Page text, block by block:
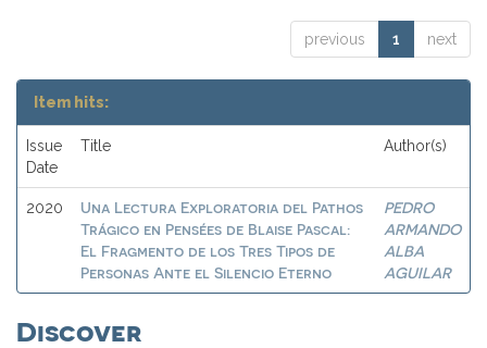
previous 1 next
Item hits:
Issue
Date
Title Author(s)
2020
Una Lectura Exploratoria del Pathos
Trágico en Pensées de Blaise Pascal:
El Fragmento de los Tres Tipos de
Personas Ante el Silencio Eterno
PEDRO
ARMANDO
ALBA
AGUILAR
Discover